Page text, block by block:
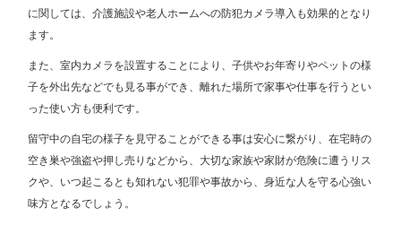
に関しては、介護施設や老人ホームへの防犯カメラ導入も効果的となり
ます。
また、室内カメラを設置することにより、子供やお年寄りやペットの様
子を外出先などでも見る事ができ、離れた場所で家事や仕事を行うとい
った使い方も便利です。
留守中の自宅の様子を見守ることができる事は安心に繋がり、在宅時の
空き巣や強盗や押し売りなどから、大切な家族や家財が危険に遭うリス
クや、いつ起こるとも知れない犯罪や事故から、身近な人を守る心強い
味方となるでしょう。